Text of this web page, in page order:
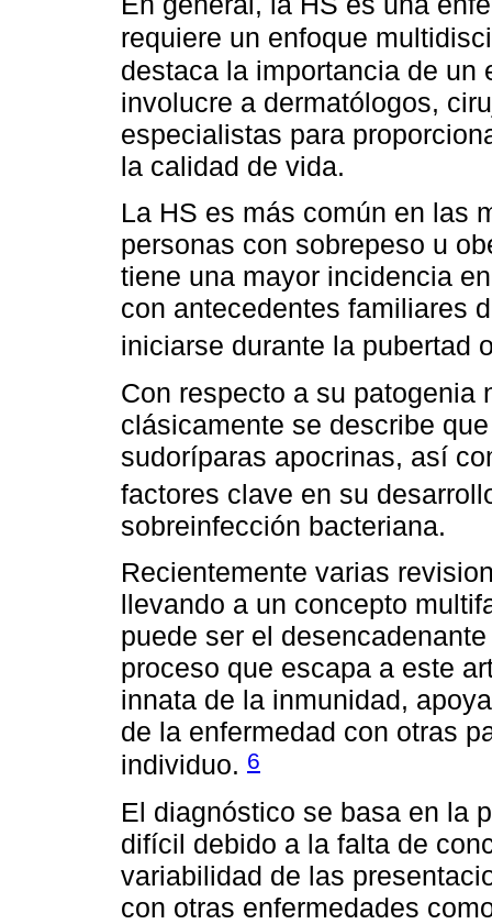
requiere un enfoque
destaca la importancia de un
involucre a dermatólogos,
especialistas para
la calidad de vida.
La HS es más común en las
personas con sobrepeso u
tiene una mayor incidencia
con antecedentes familiares
iniciarse durante la pubertad
Con respecto a su patogenia
clásicamente se describe
sudoríparas apocrinas, así
factores clave en su
sobreinfección bacteriana.
Recientemente varias
llevando a un concepto
puede ser el
proceso que escapa a este
innata de la inmunidad,
de la enfermedad con otras
individuo. 6
El diagnóstico se basa en la
difícil debido a la falta de
variabilidad de las
con otras enfermedades